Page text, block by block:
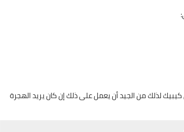
لذلك من الجيد أن يعمل على ذلك إن كان يريد الهجرة